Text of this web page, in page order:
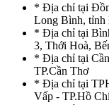
* Địa chỉ tại
Long Bình, tỉnh
* Địa chỉ tại
3, Thới Hoà,
* Địa chỉ tại
TP.Cần Thơ
* Địa chỉ tại
Vấp - TP.Hồ